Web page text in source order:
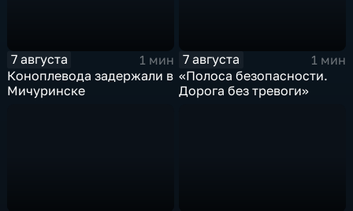
7 августа
1 мин
Коноплевода задержали в
Мичуринске
7 августа
1 мин
«Полоса безопасности.
Дорога без тревоги»